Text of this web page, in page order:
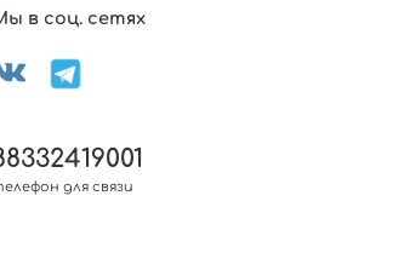
в соц. сетях
для связи